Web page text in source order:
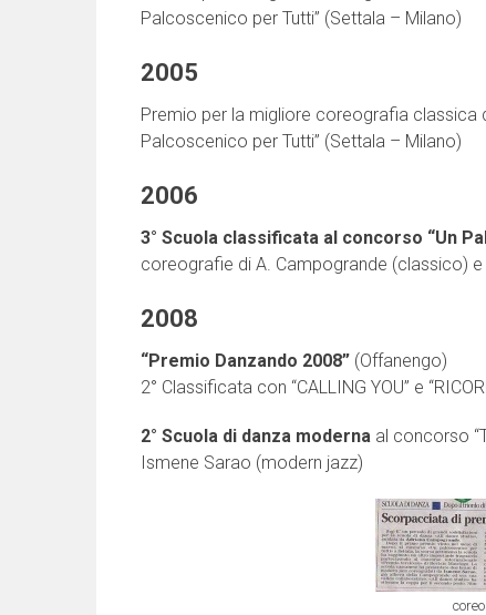
Palcoscenico per Tutti” (Settala – Milano)
2005
Premio per la migliore coreografia classica
Palcoscenico per Tutti” (Settala – Milano)
2006
3° Scuola classificata al concorso “Un
coreografie di A. Campogrande (classico)
2008
“Premio Danzando 2008” (Offanengo)
2° Classificata con “CALLING YOU” e
2° Scuola di danza moderna al concorso
Ismene Sarao (modern jazz)